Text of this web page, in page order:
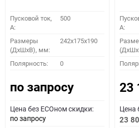
Как определить
0 - обратная 1 - прямая 3 -
Пусковой ток,
A:
500
Размеры
(ДхШхВ), мм:
242x175x190
Полярность: 0
по запросу
Цена без ECOном скидки:
по запросу
A:
23
Цена
23